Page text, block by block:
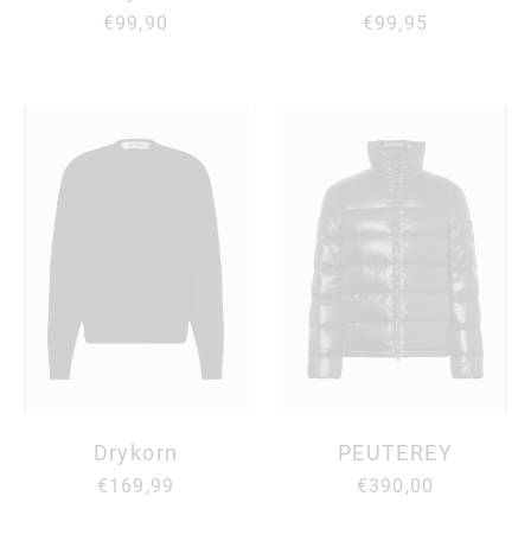
€99,90 €99,95
Drykorn
€169,99
PEUTEREY
€390,00